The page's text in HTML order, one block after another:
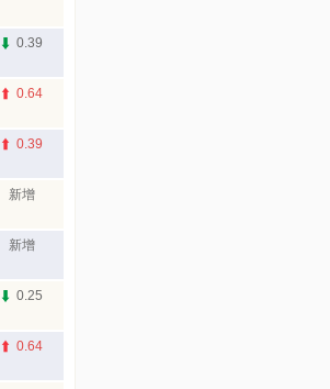
0.39
0.64
0.39
新增
新增
0.25
0.64